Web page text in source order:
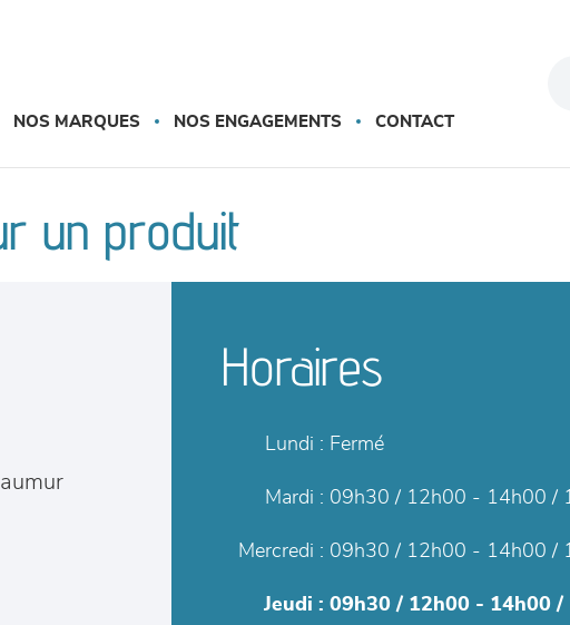
NOS MARQUES NOS ENGAGEMENTS CONTACT
un produit
Horaires
Lundi : Fermé
Mardi : 09h30 / 12h00 - 14h00 /
Mercredi : 09h30 / 12h00 - 14h00 /
Jeudi : 09h30 / 12h00 - 14h00 /